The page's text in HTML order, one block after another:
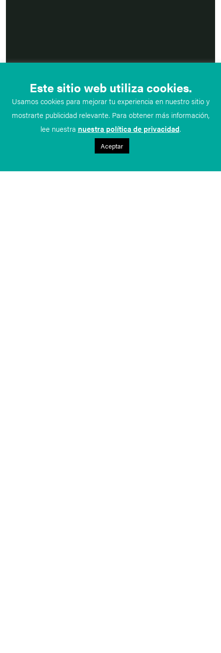
Este sitio web utiliza cookies.
Usamos cookies para mejorar tu experiencia en nuestro sitio y
mostrarte publicidad relevante. Para obtener más información,
lee nuestra nuestra política de privacidad.
Aceptar